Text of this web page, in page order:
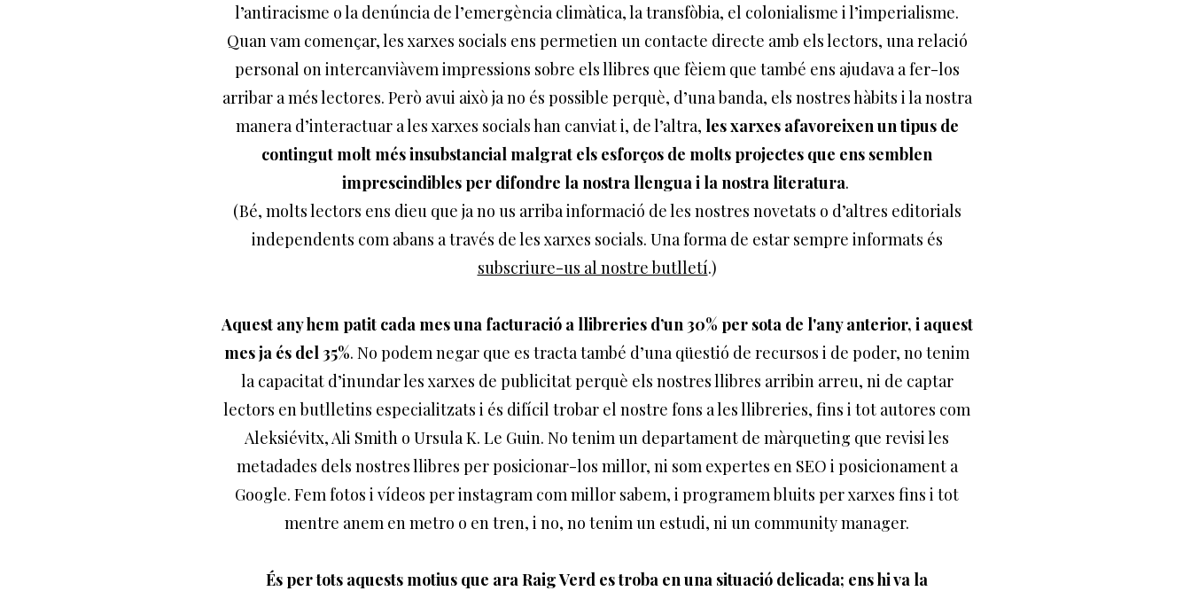
l’antiracisme o la denúncia de l’emergència climàtica, la transfòbia, el colonialisme i l’imperialisme.
Quan vam començar, les xarxes socials ens permetien un contacte directe amb els lectors, una relació
personal on intercanviàvem impressions sobre els llibres que fèiem que també ens ajudava a fer-los
arribar a més lectores. Però avui això ja no és possible perquè, d’una banda, els nostres hàbits i la nostra
manera d’interactuar a les xarxes socials han canviat i, de l’altra, les xarxes afavoreixen un tipus de
contingut molt més insubstancial malgrat els esforços de molts projectes que ens semblen
imprescindibles per difondre la nostra llengua i la nostra literatura.
(Bé, molts lectors ens dieu que ja no us arriba informació de les nostres novetats o d’altres editorials
independents com abans a través de les xarxes socials. Una forma de estar sempre informats és
subscriure-us al nostre butlletí.)
Aquest any hem patit cada mes una facturació a llibreries d’un 30% per sota de l'any anterior, i aquest
mes ja és del 35%. No podem negar que es tracta també d’una qüestió de recursos i de poder, no tenim
la capacitat d’inundar les xarxes de publicitat perquè els nostres llibres arribin arreu, ni de captar
lectors en butlletins especialitzats i és difícil trobar el nostre fons a les llibreries, fins i tot autores com
Aleksiévitx, Ali Smith o Ursula K. Le Guin. No tenim un departament de màrqueting que revisi les
metadades dels nostres llibres per posicionar-los millor, ni som expertes en SEO i posicionament a
Google. Fem fotos i vídeos per instagram com millor sabem, i programem bluits per xarxes fins i tot
mentre anem en metro o en tren, i no, no tenim un estudi, ni un community manager.
És per tots aquests motius que ara Raig Verd es troba en una situació delicada; ens hi va la